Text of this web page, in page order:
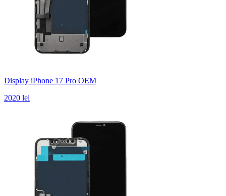
Display iPhone 17 Pro OEM
2020 lei